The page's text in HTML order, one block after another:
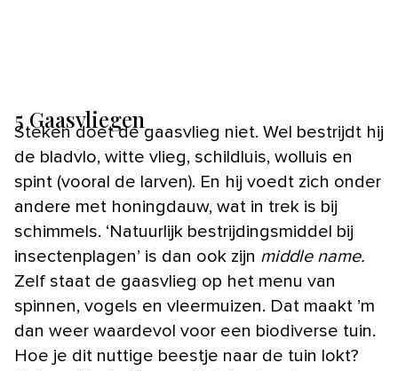
5 Gaasvliegen
Steken doet de gaasvlieg niet. Wel bestrijdt hij
de bladvlo, witte vlieg, schildluis, wolluis en
spint (vooral de larven). En hij voedt zich onder
andere met honingdauw, wat in trek is bij
schimmels. ‘Natuurlijk bestrijdingsmiddel bij
insectenplagen’ is dan ook zijn middle name.
Zelf staat de gaasvlieg op het menu van
spinnen, vogels en vleermuizen. Dat maakt ’m
dan weer waardevol voor een biodiverse tuin.
Hoe je dit nuttige beestje naar de tuin lokt?